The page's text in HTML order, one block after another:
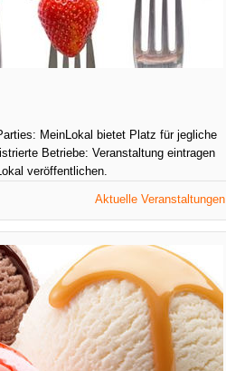
MeinLokal bietet Platz für jegliche
Betriebe: Veranstaltung eintragen
veröffentlichen.
Aktuelle Veranstaltungen